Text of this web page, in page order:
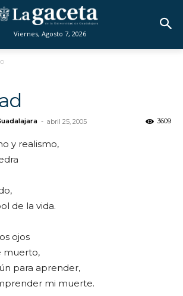
Viernes, Agosto 7, 2026
- abril 25, 2005 3609
y realismo,
de la vida.
ojos
muerto,
para aprender,
mi muerte.